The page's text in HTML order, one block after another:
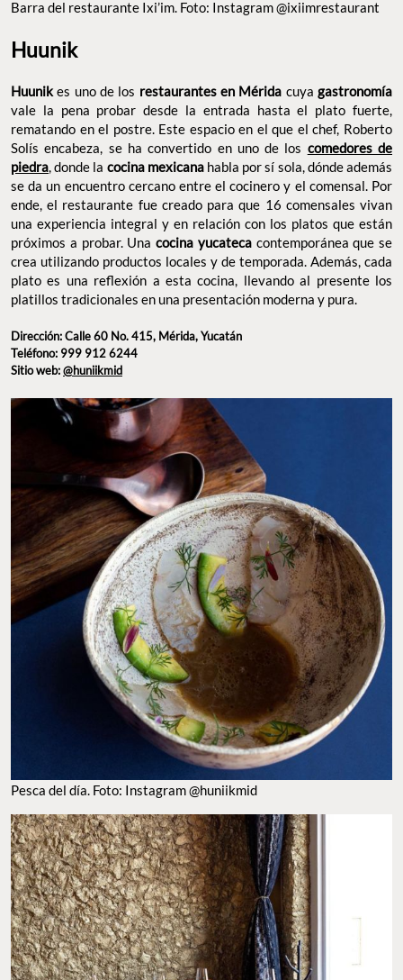
Huunik
Huunikes uno de los restaurantes en Méridacuya gastronomía
vale la pena probar desde la entrada hasta el plato fuerte,
rematando en el postre. Este espacio en el que el chef, Roberto
Solís encabeza, se ha convertido en uno de los comedores de
piedra, donde lacocina mexicanahabla por sí sola, dónde
además se da un encuentro cercano entre el cocinero y el
comensal. Por ende, el restaurante fue creado para que 16
comensales vivan una experiencia integral y en relación con los
platos que están próximos a probar. Unacocina yucateca
contemporánea que se crea utilizando productos locales y de
temporada. Además, cada plato es una reflexión a esta cocina,
llevando al presente los platillos tradicionales en una
Dirección: Calle 60 No. 415, Mérida, Yucatán
Teléfono: 999 912 6244